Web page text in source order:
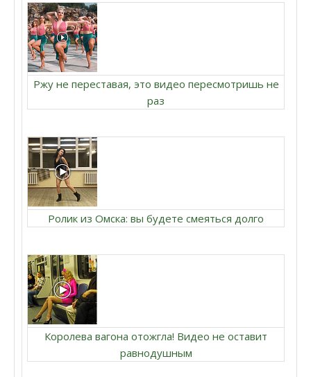
Ржу не переставая, это видео пересмотришь не
раз
Ролик из Омска: вы будете смеяться долго
Королева вагона отожгла! Видео не оставит
равнодушным